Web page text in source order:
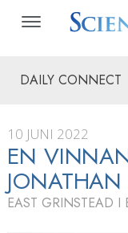
DAILY CONNECT
10 JUNI 2022
EN
EAST GRINSTEAD